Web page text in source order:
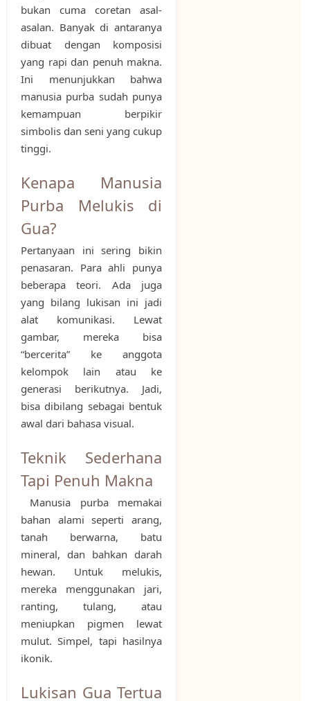
bukan cuma coretan asal-
asalan. Banyak di antaranya
dibuat dengan komposisi
yang rapi dan penuh makna.
Ini menunjukkan bahwa
manusia purba sudah punya
kemampuan berpikir
simbolis dan seni yang cukup
tinggi.
Kenapa Manusia
Purba Melukis di
Gua?
Pertanyaan ini sering bikin
penasaran. Para ahli punya
beberapa teori. Ada juga
yang bilang lukisan ini jadi
alat komunikasi. Lewat
gambar, mereka bisa
“bercerita” ke anggota
kelompok lain atau ke
generasi berikutnya. Jadi,
bisa dibilang sebagai bentuk
awal dari bahasa visual.
Teknik Sederhana
Tapi Penuh Makna
Manusia purba memakai
bahan alami seperti arang,
tanah berwarna, batu
mineral, dan bahkan darah
hewan. Untuk melukis,
mereka menggunakan jari,
ranting, tulang, atau
meniupkan pigmen lewat
mulut. Simpel, tapi hasilnya
ikonik.
Lukisan Gua Tertua